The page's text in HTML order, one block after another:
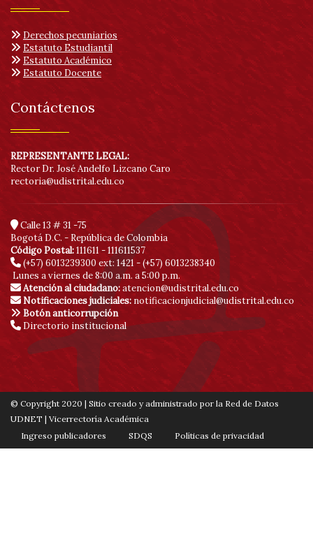
Derechos pecuniarios
Estatuto Estudiantil
Estatuto Académico
Estatuto Docente
Contáctenos
REPRESENTANTE LEGAL:
Rector Dr. José Andelfo Lizcano Caro
rectoria@udistrital.edu.co
Calle 13 # 31 -75
Bogotá D.C. - República de Colombia
Código Postal:111611 - 111611537
(+57) 6013239300 ext: 1421 - (+57) 6013238340
Lunes a viernes de 8:00 a.m. a 5:00 p.m.
Atención al ciudadano:atencion@udistrital.edu.co
Notificaciones judiciales: notificacionjudicial@udistrital.edu.co
Botón anticorrupción
Directorio institucional
© Copyright 2020 | Sitio creado y administrado por la Red de Datos
UDNET | Vicerrectoría Académica
Ingreso publicadores
SDQS
Políticas de privacidad